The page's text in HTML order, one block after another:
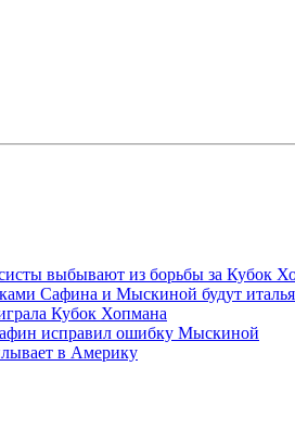
выбывают из борьбы за Кубок
Сафина и Мыскиной будут
Кубок Хопмана
исправил ошибку Мыскиной
в Америку